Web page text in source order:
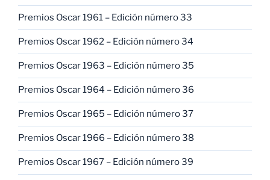
Premios Oscar 1961 – Edición número 33
Premios Oscar 1962 – Edición número 34
Premios Oscar 1963 – Edición número 35
Premios Oscar 1964 – Edición número 36
Premios Oscar 1965 – Edición número 37
Premios Oscar 1966 – Edición número 38
Premios Oscar 1967 – Edición número 39